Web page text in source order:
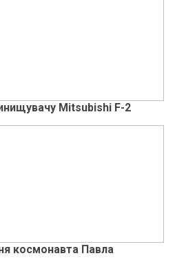
Mitsubishi F-2
космонавта Павла